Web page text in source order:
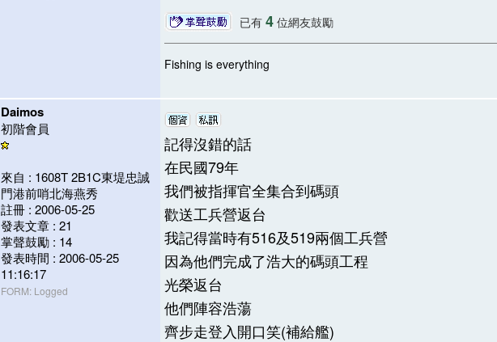
已有 4位網友鼓勵
Fishing is everything
Daimos
初階會員
來自 : 1608T 2B1C東堤忠誠
門港前哨北海燕秀
註冊 : 2006-05-25
發表文章 : 21
掌聲鼓勵 : 14
發表時間 : 2006-05-25
11:16:17
FORM: Logged
記得沒錯的話
在民國79年
我們被指揮官全集合到碼頭
歡送工兵營返台
我記得當時有516及519兩個工兵營
因為他們完成了浩大的碼頭工程
光榮返台
他們陣容浩蕩
齊步走登入開口笑(補給艦)